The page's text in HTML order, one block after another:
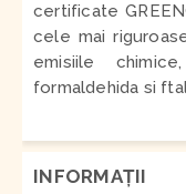
certificate
cele mai
emisiile
formaldehida si
INFORMAŢII